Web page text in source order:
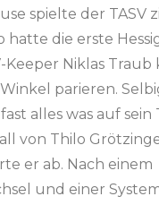
spielte der TASV
hatte die erste
Keeper Niklas
parieren.
alles was auf sein
von Thilo
er ab. Nach einem
und einer